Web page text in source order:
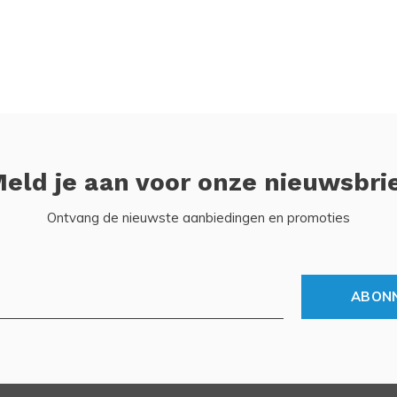
je aan voor onze
Ontvang de nieuwste aanbiedingen en promoties